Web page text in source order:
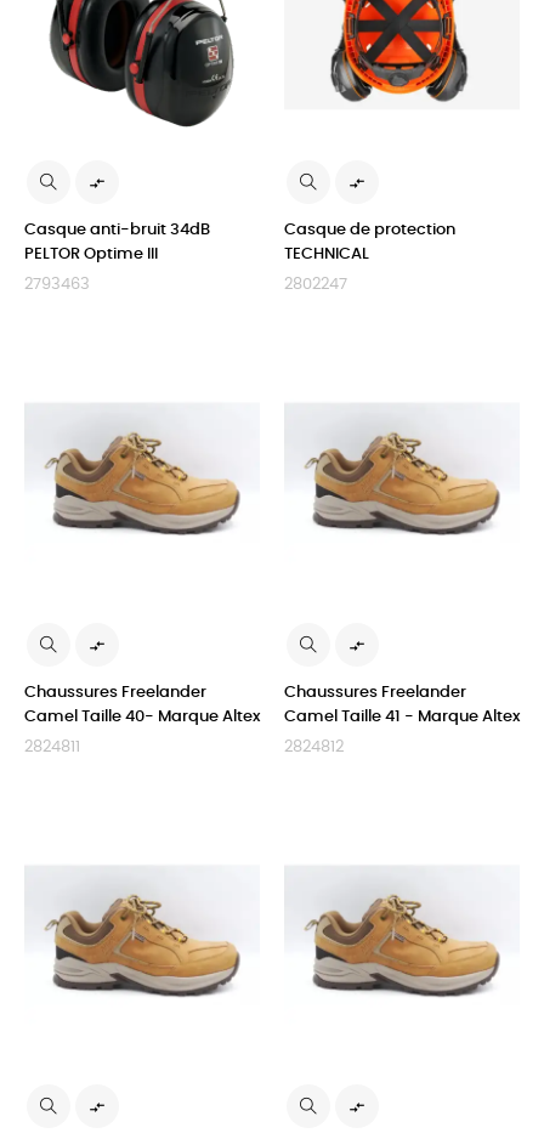

Casque anti-bruit 34dB
PELTOR Optime III
2793463

Casque de protection
TECHNICAL
2802247

Chaussures Freelander
Camel Taille 40- Marque Altex
2824811

Chaussures Freelander
Camel Taille 41 - Marque Altex
2824812
 